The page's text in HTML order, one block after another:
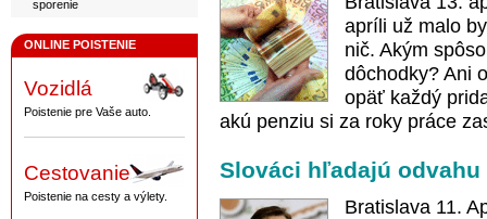
sporenie
ONLINE POISTENIE
Vozidlá
Poistenie pre Vaše auto.
Cestovanie
Poistenie na cesty a výlety.
apríli už malo
nič. Akým
dôchodky? Ani
opäť každý
akú penziu si za roky práce
Slováci hľadajú odvahu
Bratislava 11.